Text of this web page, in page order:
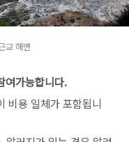
교 해변
여가능합니다.
비용 일체가 포함됩니